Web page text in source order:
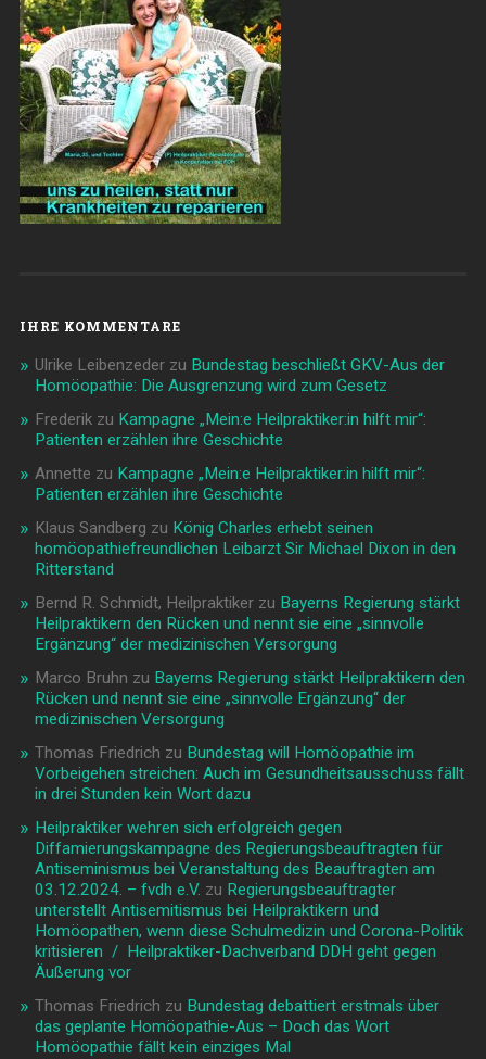
IHRE KOMMENTARE
Ulrike Leibenzederzu Bundestag beschließt GKV-Aus der
Homöopathie: Die Ausgrenzung wird zum Gesetz
Frederikzu Kampagne „Mein:e Heilpraktiker:in hilft mir“:
Patienten erzählen ihre Geschichte
Annette zu Kampagne „Mein:e Heilpraktiker:in hilft mir“:
Patienten erzählen ihre Geschichte
Klaus Sandberg zu König Charles erhebt seinen
homöopathiefreundlichen Leibarzt Sir Michael Dixon in den
Ritterstand
Bernd R. Schmidt, Heilpraktikerzu Bayerns Regierung stärkt
Heilpraktikern den Rücken und nennt sie eine „sinnvolle
Ergänzung“ der medizinischen Versorgung
Marco Bruhn zu Bayerns Regierung stärkt Heilpraktikern den
Rücken und nennt sie eine „sinnvolle Ergänzung“ der
medizinischen Versorgung
Thomas Friedrich zu Bundestag will Homöopathie im
Vorbeigehen streichen: Auch im Gesundheitsausschuss fällt
in drei Stunden kein Wort dazu
Heilpraktiker wehren sich erfolgreich gegen
Diffamierungskampagne des Regierungsbeauftragten für
Antiseminismus bei Veranstaltung des Beauftragten am
03.12.2024. – fvdh e.V. zu Regierungsbeauftragter
unterstellt Antisemitismus bei Heilpraktikern und
Homöopathen, wenn diese Schulmedizin und Corona-Politik
kritisieren / Heilpraktiker-Dachverband DDH geht gegen
Äußerung vor
Thomas Friedrich zu Bundestag debattiert erstmals über
das geplante Homöopathie-Aus – Doch das Wort
Homöopathie fällt kein einziges Mal